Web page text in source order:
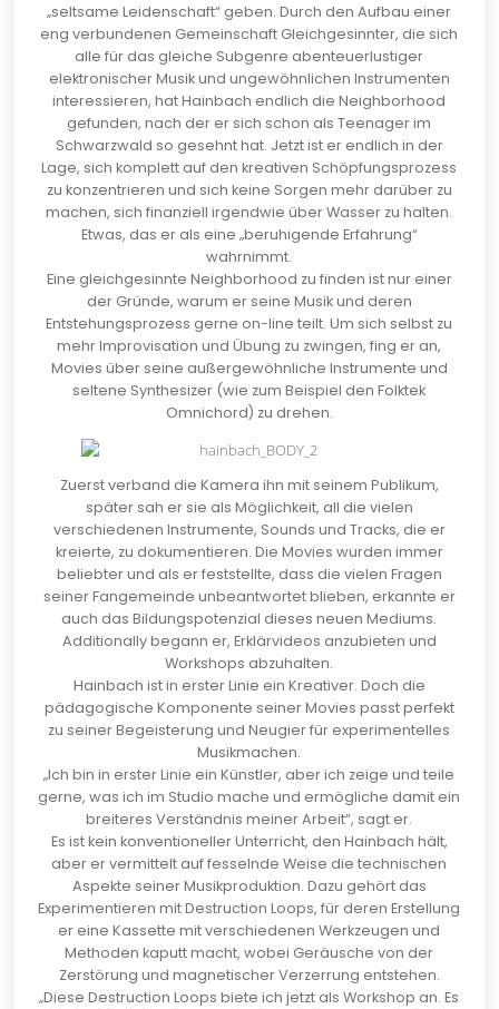
„seltsame Leidenschaft“ geben. Durch den Aufbau einer
eng verbundenen Gemeinschaft Gleichgesinnter, die sich
alle für das gleiche Subgenre abenteuerlustiger
elektronischer Musik und ungewöhnlichen Instrumenten
interessieren, hat Hainbach endlich die Neighborhood
gefunden, nach der er sich schon als Teenager im
Schwarzwald so gesehnt hat. Jetzt ist er endlich in der
Lage, sich komplett auf den kreativen Schöpfungsprozess
zu konzentrieren und sich keine Sorgen mehr darüber zu
machen, sich finanziell irgendwie über Wasser zu halten.
Etwas, das er als eine „beruhigende Erfahrung“
wahrnimmt.
Eine gleichgesinnte Neighborhood zu finden ist nur einer
der Gründe, warum er seine Musik und deren
Entstehungsprozess gerne on-line teilt. Um sich selbst zu
mehr Improvisation und Übung zu zwingen, fing er an,
Movies über seine außergewöhnliche Instrumente und
seltene Synthesizer (wie zum Beispiel den Folktek
Omnichord) zu drehen.
Zuerst verband die Kamera ihn mit seinem Publikum,
später sah er sie als Möglichkeit, all die vielen
verschiedenen Instrumente, Sounds und Tracks, die er
kreierte, zu dokumentieren. Die Movies wurden immer
beliebter und als er feststellte, dass die vielen Fragen
seiner Fangemeinde unbeantwortet blieben, erkannte er
auch das Bildungspotenzial dieses neuen Mediums.
Additionally begann er, Erklärvideos anzubieten und
Workshops abzuhalten.
Hainbach ist in erster Linie ein Kreativer. Doch die
pädagogische Komponente seiner Movies passt perfekt
zu seiner Begeisterung und Neugier für experimentelles
Musikmachen.
„Ich bin in erster Linie ein Künstler, aber ich zeige und teile
gerne, was ich im Studio mache und ermögliche damit ein
breiteres Verständnis meiner Arbeit“, sagt er.
Es ist kein konventioneller Unterricht, den Hainbach hält,
aber er vermittelt auf fesselnde Weise die technischen
Aspekte seiner Musikproduktion. Dazu gehört das
Experimentieren mit Destruction Loops, für deren Erstellung
er eine Kassette mit verschiedenen Werkzeugen und
Methoden kaputt macht, wobei Geräusche von der
Zerstörung und magnetischer Verzerrung entstehen.
„Diese Destruction Loops biete ich jetzt als Workshop an. Es